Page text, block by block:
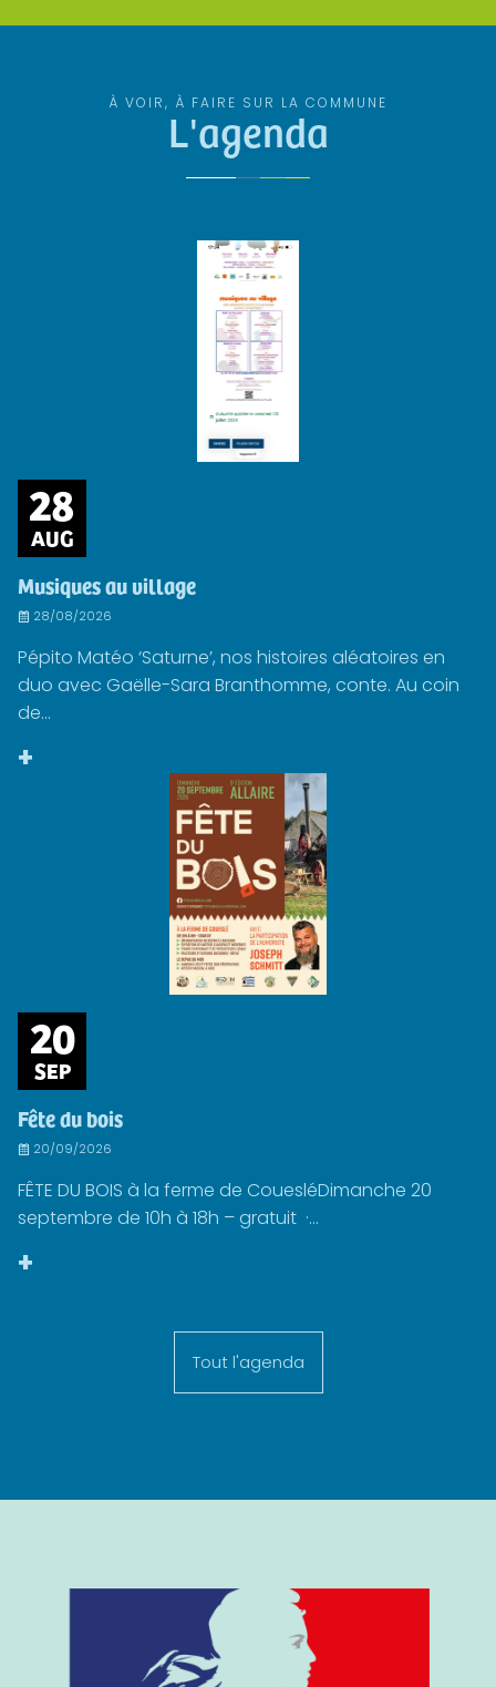
À VOIR, À FAIRE SUR LA COMMUNE
L'agenda
28
AUG
Musiques au village
28/08/2026
Pépito Matéo ‘Saturne’, nos histoires aléatoires en
duo avec Gaëlle-Sara Branthomme, conte. Au coin
de...
+
20
SEP
Fête du bois
20/09/2026
FÊTE DU BOIS à la ferme de CouesléDimanche 20
septembre de 10h à 18h – gratuit ·...
+
Tout l'agenda